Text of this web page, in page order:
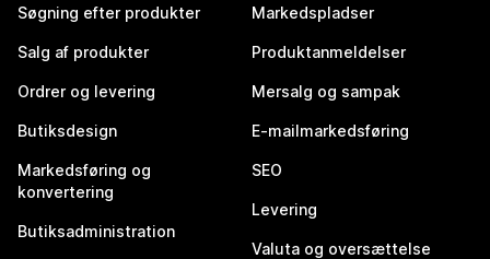
Søgning efter produkter
Salg af produkter
Ordrer og levering
Butiksdesign
Markedsføring og
konvertering
Butiksadministration
Markedspladser
Produktanmeldelser
Mersalg og sampak
E-mailmarkedsføring
SEO
Levering
Valuta og oversættelse